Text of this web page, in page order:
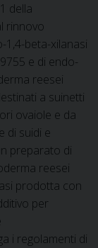
della
rinnovo
1,4-beta-xilanasi
e di endo-
reesei
a suinetti
ovaiole e da
di suidi e
preparato di
reesei
prodotta con
per
i regolamenti di